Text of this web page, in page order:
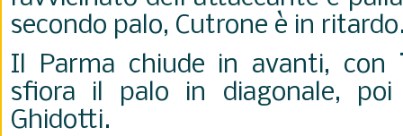
secondo palo, Cutrone è in
Il Parma chiude in avanti, con
sfiora il palo in diagonale,
Ghidotti.